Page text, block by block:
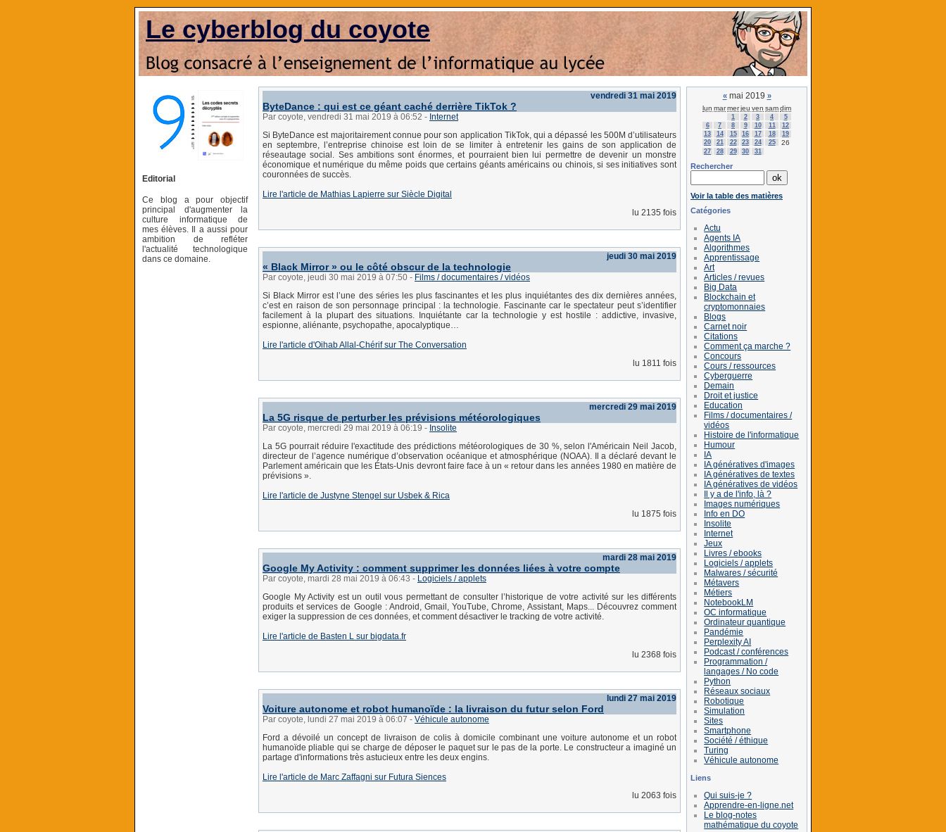
Le cyberblog du coyote
Editorial
Ce blog a pour objectif
principal d'augmenter la
culture informatique de
mes élèves. Il a aussi pour
ambition de refléter
l'actualité technologique
dans ce domaine.
vendredi 31 mai 2019
ByteDance : qui est ce géant caché derrière TikTok ?
Par coyote, vendredi 31 mai 2019 à 06:52 - Internet
Si ByteDance est majoritairement connue pour son application TikTok, qui a dépassé les 500M d’utilisateurs
en septembre, l’entreprise chinoise est loin de se limiter à entretenir les gains de son application de
réseautage social. Ses ambitions sont énormes, et pourraient bien lui permettre de devenir un monstre
économique et numérique du même poids que certains géants américains ou chinois, si ses initiatives sont
couronnées de succès.
Lire l'article de Mathias Lapierre sur Siècle Digital
lu 2135 fois
jeudi 30 mai 2019
« Black Mirror » ou le côté obscur de la technologie
Par coyote, jeudi 30 mai 2019 à 07:50 - Films / documentaires / vidéos
Si Black Mirror est l’une des séries les plus fascinantes et les plus inquiétantes des dix dernières années,
c’est en raison de son personnage principal : la technologie. Fascinante car le spectateur peut s’identifier
facilement à la plupart des situations. Inquiétante car la technologie y est hostile : addictive, invasive,
espionne, aliénante, psychopathe, apocalyptique…
Lire l'article d'Oihab Allal-Chérif sur The Conversation
lu 1811 fois
mercredi 29 mai 2019
La 5G risque de perturber les prévisions météorologiques
Par coyote, mercredi 29 mai 2019 à 06:19 - Insolite
La 5G pourrait réduire l'exactitude des prédictions météorologiques de 30 %, selon l'Américain Neil Jacob,
directeur de l’agence numérique d’observation océanique et atmosphérique (NOAA). Il a déclaré devant le
Parlement américain que les États-Unis devront faire face à un « retour dans les années 1980 en matière de
prévisions ».
Lire l'article de Justyne Stengel sur Usbek & Rica
lu 1875 fois
mardi 28 mai 2019
Google My Activity : comment supprimer les données liées à votre compte
Par coyote, mardi 28 mai 2019 à 06:43 - Logiciels / applets
Google My Activity est un outil vous permettant de consulter l’historique de votre activité sur les différents
produits et services de Google : Android, Gmail, YouTube, Chrome, Assistant, Maps... Découvrez comment
exiger la suppression de ces données, et comment désactiver le tracking de votre activité.
Lire l'article de Basten L sur bigdata.fr
lu 2368 fois
lundi 27 mai 2019
Voiture autonome et robot humanoïde : la livraison du futur selon Ford
Par coyote, lundi 27 mai 2019 à 06:07 - Véhicule autonome
Ford a dévoilé un concept de livraison de colis à domicile combinant une voiture autonome et un robot
humanoïde pliable qui se charge de déposer le paquet sur le pas de la porte. Le constructeur a imaginé un
partage d'informations très astucieux entre les deux engins.
Lire l'article de Marc Zaffagni sur Futura Siences
lu 2063 fois
«mai 2019 »
lun marmerjeu ven samdim
1 2 3 4
5
6
7 8 9 10 11
12
13
14 15 16 17 18
19
20
21 22 23 24 25 26
27 28 29 30 31
Rechercher
Voir la table des matières
Catégories
Actu
Agents IA
Algorithmes
Apprentissage
Art
Articles / revues
Big Data
Blockchain et
cryptomonnaies
Blogs
Carnet noir
Citations
Comment ça marche ?
Concours
Cours / ressources
Cyberguerre
Demain
Droit et justice
Education
Films / documentaires /
vidéos
Histoire de l'informatique
Humour
IA
IA génératives d'images
IA génératives de textes
IA génératives de vidéos
Il y a de l'info, là ?
Images numériques
Info en DO
Insolite
Internet
Jeux
Livres / ebooks
Logiciels / applets
Malwares / sécurité
Métavers
Métiers
NotebookLM
OC informatique
Ordinateur quantique
Pandémie
Perplexity AI
Podcast / conférences
Programmation /
langages / No code
Python
Réseaux sociaux
Robotique
Simulation
Sites
Smartphone
Société / éthique
Turing
Véhicule autonome
Liens
Qui suis-je ?
Apprendre-en-ligne.net
Le blog-notes
mathématique du coyote